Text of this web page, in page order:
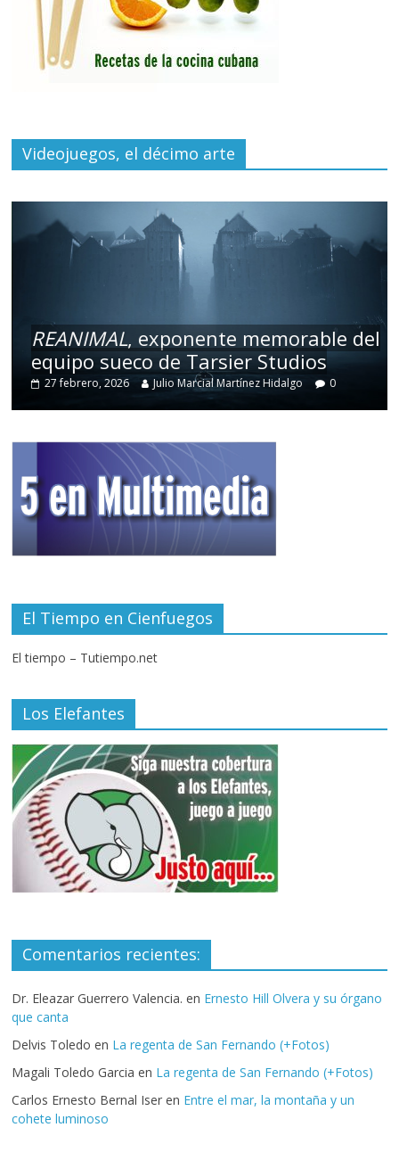
Videojuegos, el décimo arte
REANIMAL, exponente memorable del
equipo sueco de Tarsier Studios
27 febrero, 2026 Julio Marcial Martínez Hidalgo 0
El Tiempo en Cienfuegos
El tiempo – Tutiempo.net
Los Elefantes
Comentarios recientes:
Dr. Eleazar Guerrero Valencia. en Ernesto Hill Olvera y su órgano
que canta
Delvis Toledo en La regenta de San Fernando (+Fotos)
Magali Toledo Garcia en La regenta de San Fernando (+Fotos)
Carlos Ernesto Bernal Iser en Entre el mar, la montaña y un
cohete luminoso